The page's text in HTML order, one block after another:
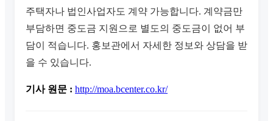
주택자나 법인사업자도 계약 가능합니다. 계약금만
부담하면 중도금 지원으로 별도의 중도금이 없어 부
담이 적습니다. 홍보관에서 자세한 정보와 상담을 받
을 수 있습니다.
기사 원문 : http://moa.bcenter.co.kr/